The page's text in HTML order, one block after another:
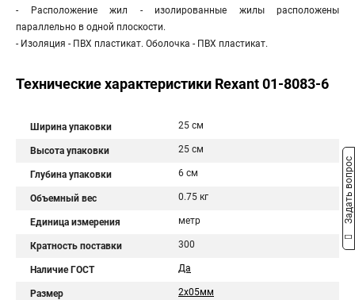
- Расположение жил - изолированные жилы расположены
параллельно в одной плоскости.
- Изоляция - ПВХ пластикат. Оболочка - ПВХ пластикат.
Технические характеристики Rexant 01-8083-6
Ширина упаковки 25 см
Высота упаковки 25 см
Глубина упаковки 6 см
Объемный вес 0.75 кг
Единица измерения метр
Кратность поставки 300
Наличие ГОСТ Да
Размер 2х05мм
Задать вопрос